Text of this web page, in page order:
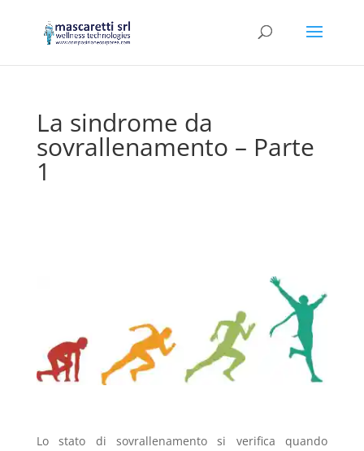
La sindrome da
sovrallenamento – Parte
1
Lo stato di sovrallenamento si verifica quando